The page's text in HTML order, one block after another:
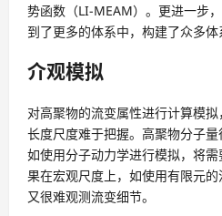
势函数（LI-MEAM）。更进一步
到了更多的体系中，构建了众多体
介观模拟
对高聚物的流变属性进行计算模
长度尺度难于把握。高聚物分子量
如使用分子动力学进行模拟，将
果在宏观尺度上，如使用有限元的
又很难观测流变细节。